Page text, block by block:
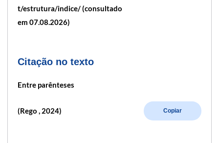
t/estrutura/indice/ (consultado
em 07.08.2026)
Citação no texto
Entre parênteses
(Rego , 2024) Copiar